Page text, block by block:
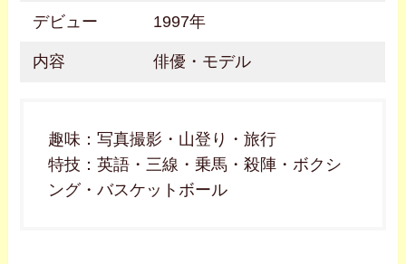
デビュー 1997年
内容 俳優・モデル
趣味：写真撮影・山登り・旅行
特技：英語・三線・乗馬・殺陣・ボクシ
ング・バスケットボール